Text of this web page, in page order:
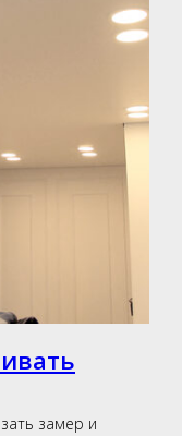
замер и